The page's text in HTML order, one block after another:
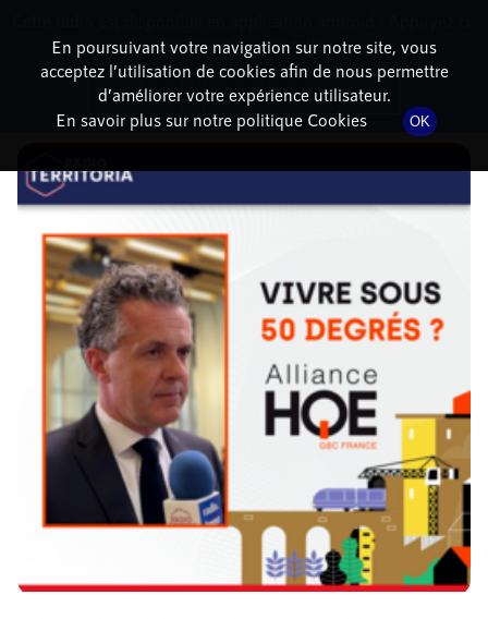
DÉTAILS DE L'ÉPISODE
9 juin 2023à 16h00, durée : 4 minutes
En poursuivant votre navigation sur notre site, vous
acceptez l’utilisation de cookies afin de nous permettre
d’améliorer votre expérience utilisateur.
En savoir plus sur notre politique Cookies
OK
dessous pour l'installer.
Non merci Télécharger l'application